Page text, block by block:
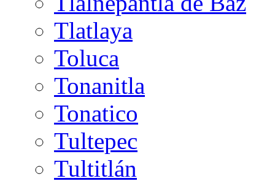
Tlatlaya
Toluca
Tonanitla
Tonatico
Tultepec
Tultitlán